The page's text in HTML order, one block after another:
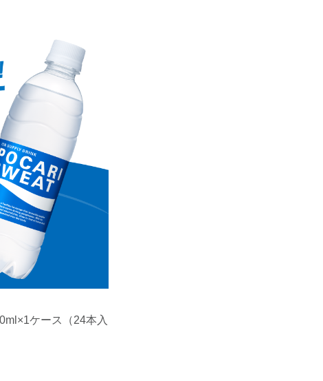
ケース（24本入